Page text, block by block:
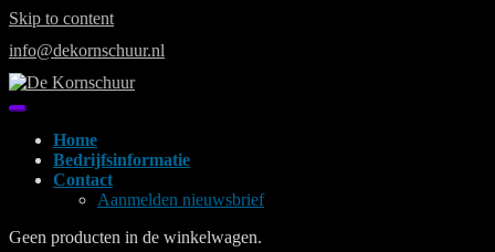
Skip to content
info@dekornschuur.nl
Home
Bedrijfsinformatie
Contact
Aanmelden nieuwsbrief
Geen producten in de winkelwagen.